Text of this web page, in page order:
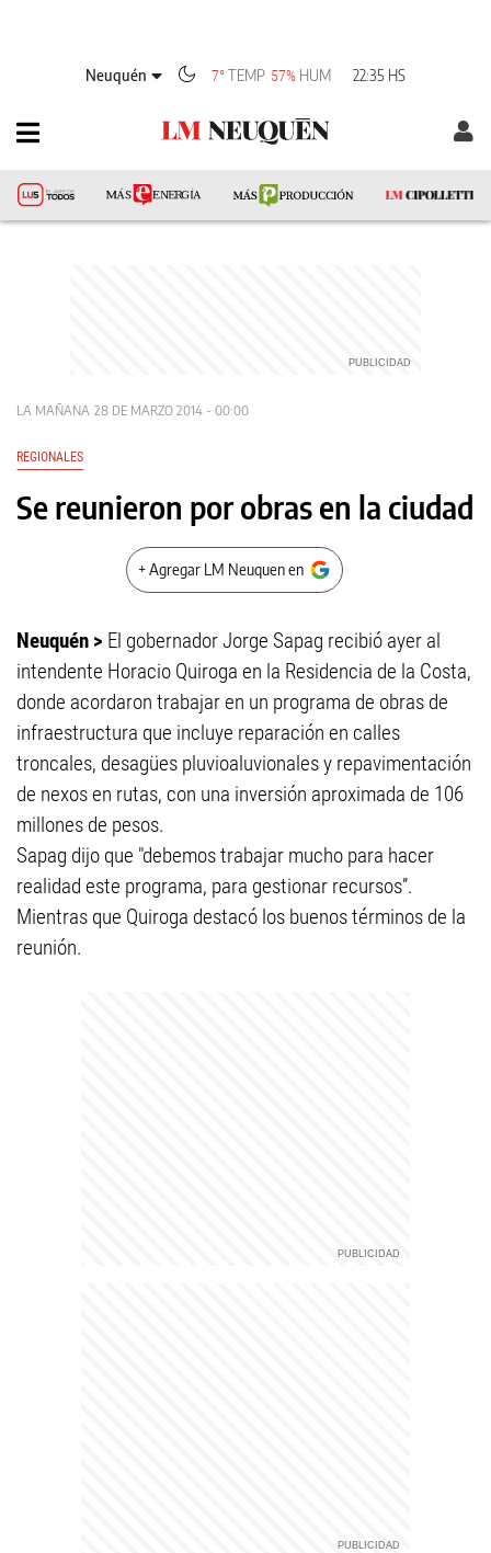
Neuquén 7°TEMP 57% HUM 22:35 HS
LA MAÑANA 28 DE MARZO 2014 - 00:00
REGIONALES
Se reunieron por obras en la ciudad
+ Agregar LM Neuquen en
Neuquén > El gobernador Jorge Sapag recibió ayer al
intendente Horacio Quiroga en la Residencia de la Costa,
donde acordaron trabajar en un programa de obras de
infraestructura que incluye reparación en calles
troncales, desagües pluvioaluvionales y repavimentación
de nexos en rutas, con una inversión aproximada de 106
millones de pesos.
Sapag dijo que "debemos trabajar mucho para hacer
realidad este programa, para gestionar recursos”.
Mientras que Quiroga destacó los buenos términos de la
reunión.